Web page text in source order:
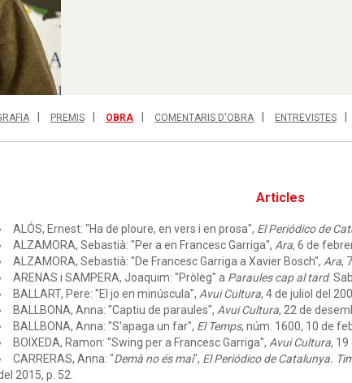
PREMIS OBRA COMENTARIS D'OBRA ENTREVISTES
Articles
ALÓS, Ernest: "Ha de ploure, en vers i en prosa", El Periódico de
ALZAMORA, Sebastià: "Per a en Francesc Garriga", Ara, 6 de
ALZAMORA, Sebastià: "De Francesc Garriga a Xavier Bosch", Ara,
ARENAS i SAMPERA, Joaquim: "Pròleg" a Paraules cap al tard.
BALLART, Pere: "El jo en minúscula", Avui Cultura, 4 de juliol del
BALLBONA, Anna: "Captiu de paraules", Avui Cultura, 22 de
BALLBONA, Anna: "S'apaga un far", El Temps, núm. 1600, 10 de
BOIXEDA, Ramon: "Swing per a Francesc Garriga", Avui Cultura, 19
CARRERAS, Anna: "Demà no és mai", El Periódico de Catalunya.
2015, p. 52.